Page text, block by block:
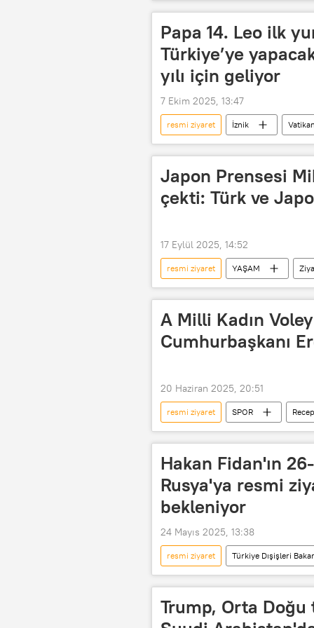
Papa 14. Leo ilk
Türkiye’ye
yılı için geliyor
7 Ekim 2025, 13:47
resmi ziyaret İznik Vatikan
Ziyaret
Papa 14. Leo
Japon Prensesi
çekti: Türk ve
17 Eylül 2025, 14:52
resmi ziyaret YAŞAM
Japonya Altes Prensesi Akiko Mikasa
A Milli Kadın
Cumhurbaşkanı
20 Haziran 2025, 20:51
resmi ziyaret SPOR
Türk A Milli Kadın Voleybol Takımı
Hakan Fidan'ın
Rusya'ya resmi
bekleniyor
24 Mayıs 2025, 13:38
resmi ziyaret Türkiye Dışişleri
ikili görüşme
Rusya
Trump, Orta Doğu